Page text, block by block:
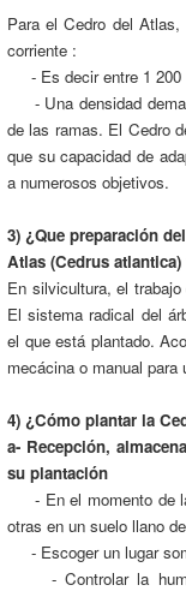
Para el Cedro del
corriente :
- Es decir entre 1 200
- Una densidad
de las ramas. El Cedro
que su capacidad de
a numerosos objetivos.
3) ¿Que preparación
Atlas (Cedrus atlantica)
En silvicultura, el
El sistema radical del
el que está plantado.
mecácina o manual para
4) ¿Cómo plantar la
a- Recepción,
su plantación
- En el momento de
otras en un suelo llano
- Escoger un lugar
- Controlar la